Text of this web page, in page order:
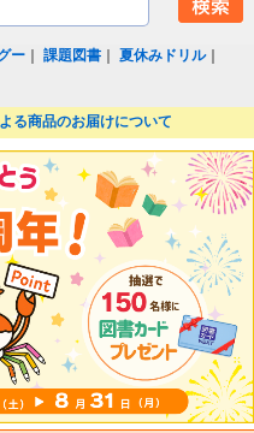
ー ｜課題図書 ｜夏休みドリル｜
る商品のお届けについて